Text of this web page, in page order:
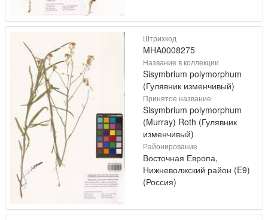
Штрихкод
MHA0008275
Название в коллекции
Sisymbrium polymorphum
(Гулявник изменчивый)
Принятое название
Sisymbrium polymorphum
(Murray) Roth (Гулявник
изменчивый)
Районирование
Восточная Европа,
Нижневолжский район (E9)
(Россия)